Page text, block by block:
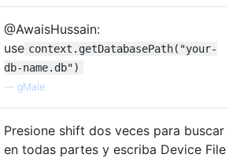
@AwaisHussain:
use context.getDatabasePath("your-
db-name.db")
gMale
Presione shift dos veces para buscar
en todas partes y escriba Device File